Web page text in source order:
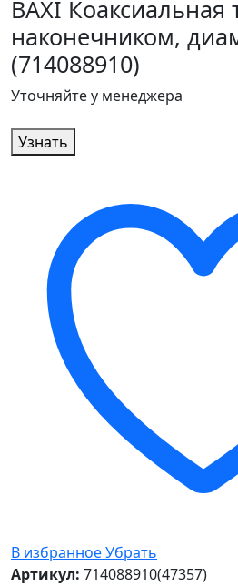
BAXI Коаксиальная
наконечником,
(714088910)
Уточняйте у менеджера
Узнать
В избранноеУбрать
Артикул: 714088910(47357)